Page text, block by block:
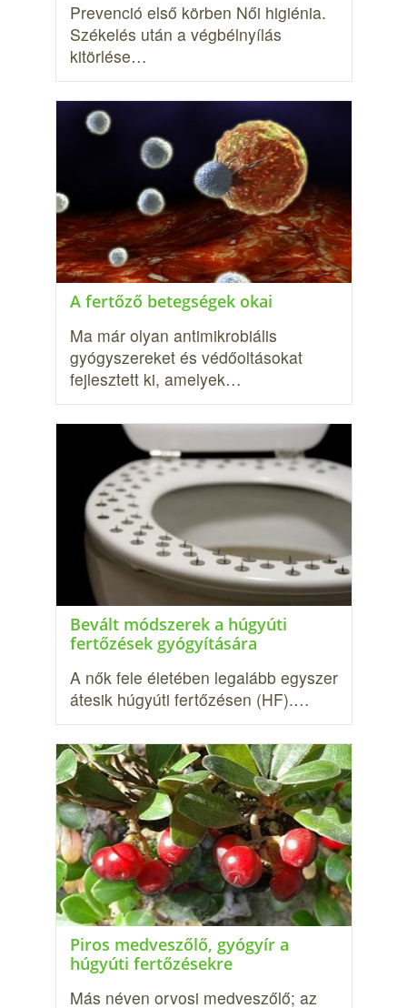
Prevenció első körben Női higiénia.
Székelés után a végbélnyílás
kitörlése…
A fertőző betegségek okai
Ma már olyan antimikrobiális
gyógyszereket és védőoltásokat
fejlesztett ki, amelyek…
Bevált módszerek a húgyúti
fertőzések gyógyítására
A nők fele életében legalább egyszer
átesik húgyúti fer­tőzésen (HF).…
Piros medveszőlő, gyógyír a
húgyúti fertőzésekre
Más néven orvosi medveszőlő; az